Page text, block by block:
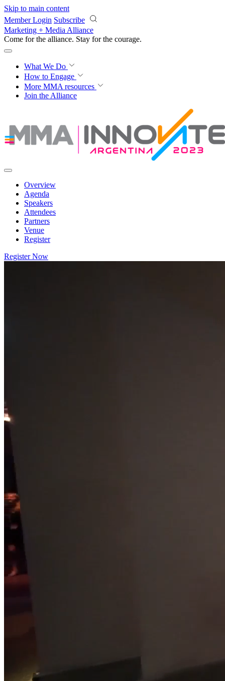
Skip to main content
Member Login Subscribe
Marketing + Media Alliance
Come for the alliance. Stay for the courage.
What We Do
How to Engage
More MMA resources
Join the Alliance
Overview
Agenda
Speakers
Attendees
Partners
Venue
Register
Register Now